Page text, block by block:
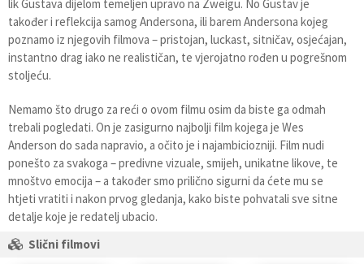
lik Gustava dijelom temeljen upravo na Zweigu. No Gustav je
također i reflekcija samog Andersona, ili barem Andersona kojeg
poznamo iz njegovih filmova – pristojan, luckast, sitničav, osjećajan,
instantno drag iako ne realističan, te vjerojatno rođen u pogrešnom
stoljeću.
Nemamo što drugo za reći o ovom filmu osim da biste ga odmah
trebali pogledati. On je zasigurno najbolji film kojega je Wes
Anderson do sada napravio, a očito je i najambiciozniji. Film nudi
ponešto za svakoga – predivne vizuale, smijeh, unikatne likove, te
mnoštvo emocija – a također smo prilično sigurni da ćete mu se
htjeti vratiti i nakon prvog gledanja, kako biste pohvatali sve sitne
detalje koje je redatelj ubacio.
Slični filmovi